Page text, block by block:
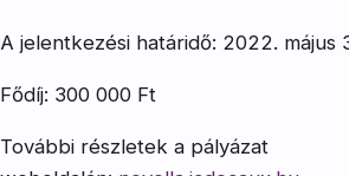
A jelentkezési határidő: 2022. május
Fődíj: 300 000 Ft
További részletek a pályázat